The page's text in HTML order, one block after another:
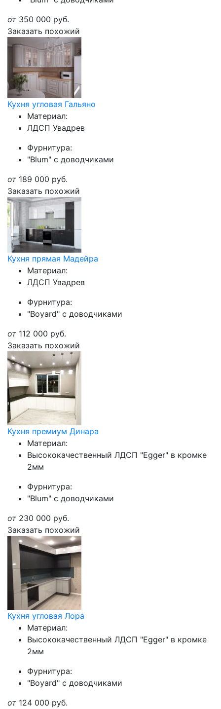
от 350 000 руб.
Заказать похожий
Кухня угловая Гальяно
Материал:
ЛДСП Увадрев
Фурнитура:
"Blum" с доводчиками
от 189 000 руб.
Заказать похожий
Кухня прямая Мадейра
Материал:
ЛДСП Увадрев
Фурнитура:
"Boyard" с доводчиками
от 112 000 руб.
Заказать похожий
Кухня премиум Динара
Материал:
Высококачественный ЛДСП "Egger" в кромке
2мм
Фурнитура:
"Blum" с доводчиками
от 230 000 руб.
Заказать похожий
Кухня угловая Лора
Материал:
Высококачественный ЛДСП "Egger" в кромке
2мм
Фурнитура:
"Boyard" с доводчиками
от 124 000 руб.